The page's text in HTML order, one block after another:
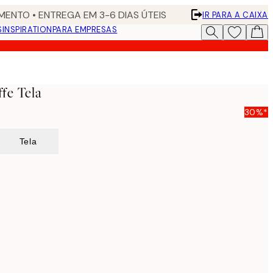
• ENTREGA EM 3-6 DIAS ÚTEIS
IR PARA A CAIXA
INSPIRATIONPARA EMPRESAS
Tela
30%*
Tela